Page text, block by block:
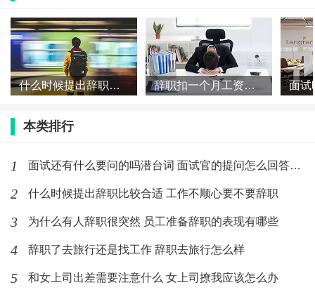
职场遇到的一切事情都是你之前没有经历过的，这个时
候就是考验你的时刻，你一定坚持努力。对于帮助过的
你的人，一定要感恩与他，对于给你穿小鞋的，你也一
明天会更好，加油。
1.要在没有见到、或者没有约到和领导面谈前，要尽可
什么时候提出辞职比较合适 工作不顺心要不要辞职 辞职扣一个月工资怎么办 辞职扣一个月工资合法吗
本类排行
1 面试还有什么要问的吗潜台词 面试官的提问怎么回答加分
2 什么时候提出辞职比较合适 工作不顺心要不要辞职
3 为什么有人辞职很突然 员工准备辞职的表现有哪些
4 辞职了去旅行还是找工作 辞职去旅行怎么样
5 和女上司出差需要注意什么 女上司撩我应该怎么办